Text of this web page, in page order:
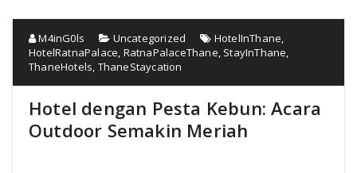
M4inG0ls Uncategorized HotelInThane
HotelRatnaPalace RatnaPalaceThane StayInThane
ThaneHotels ThaneStaycation
Hotel dengan Pesta Kebun: Acara
Outdoor Semakin Meriah